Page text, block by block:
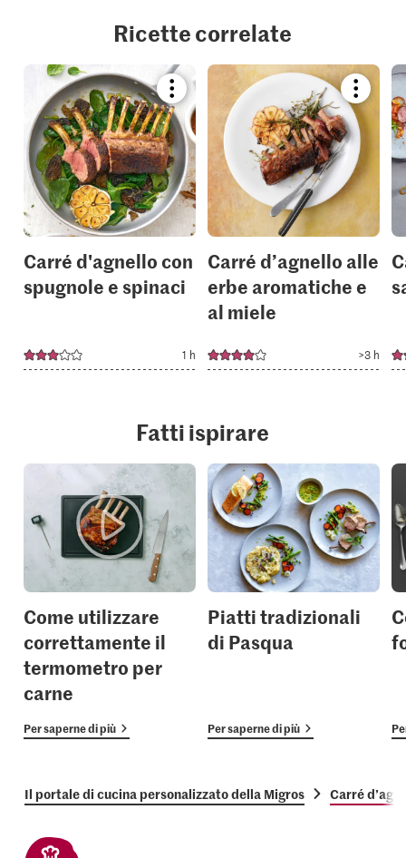
Ricette correlate
Bookmark
recipe
or
add
it
to
your
collections.
Carré d'agnello con
spugnole e spinaci
1 h
recipe
or
add
it
to
your
Carré d’agnello alle
erbe aromatiche e
al miele
>3 h
Fatti ispirare
Come utilizzare
correttamente il
termometro per
carne
Per saperne di più
Piatti tradizionali
di Pasqua
Per saperne di più
Il portale di cucina personalizzato della Migros Carré